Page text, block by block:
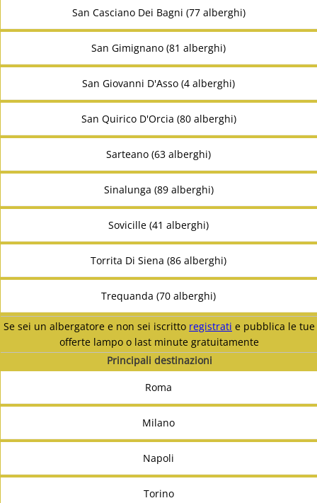
San Casciano Dei Bagni (77 alberghi)
San Gimignano (81 alberghi)
San Giovanni D'Asso (4 alberghi)
San Quirico D'Orcia (80 alberghi)
Sarteano (63 alberghi)
Sinalunga (89 alberghi)
Sovicille (41 alberghi)
Torrita Di Siena (86 alberghi)
Trequanda (70 alberghi)
Se sei un albergatore e non sei iscritto registrati e pubblica le tue
offerte lampo o last minute gratuitamente
Principali destinazioni
Roma
Milano
Napoli
Torino